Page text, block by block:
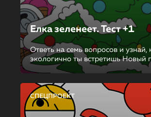
Елка зеленеет. Тест +1
Ответь на семь вопросов и узнай,
экологично ты встретишь Новый
СПЕЦПРОЕКТ